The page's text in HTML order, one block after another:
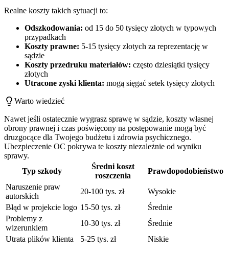
Realne koszty takich sytuacji to:
Odszkodowania: od 15 do 50 tysięcy złotych w typowych
przypadkach
Koszty prawne: 5-15 tysięcy złotych za reprezentację w
sądzie
Koszty przedruku materiałów: często dziesiątki tysięcy
złotych
Utracone zyski klienta: mogą sięgać setek tysięcy złotych
Warto wiedzieć
Nawet jeśli ostatecznie wygrasz sprawę w sądzie, koszty własnej
obrony prawnej i czas poświęcony na postępowanie mogą być
druzgocące dla Twojego budżetu i zdrowia psychicznego.
Ubezpieczenie OC pokrywa te koszty niezależnie od wyniku
sprawy.
Typ szkody
Średni koszt
roszczenia
Prawdopodobieństwo
Naruszenie praw
autorskich
20-100 tys. zł
Wysokie
Błąd w projekcie logo 15-50 tys. zł
Średnie
Problemy z
wizerunkiem
10-30 tys. zł
Średnie
Utrata plików klienta
5-25 tys. zł Niskie